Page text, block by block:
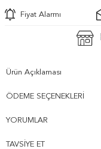
Fiyat Alarmı
Ürün Açıklaması
ÖDEME SEÇENEKLERI
YORUMLAR
TAVSIYE ET